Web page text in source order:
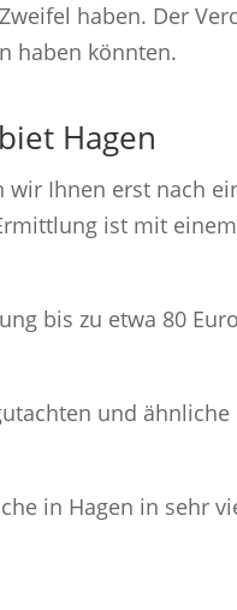
haben. Der
haben könnten.
Hagen
Ihnen erst nach
ist mit
bis zu etwa 80
und
in Hagen in sehr